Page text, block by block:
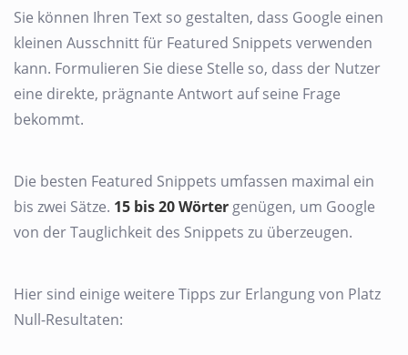
Sie können Ihren Text so gestalten, dass Google einen
kleinen Ausschnitt für Featured Snippets verwenden
kann. Formulieren Sie diese Stelle so, dass der Nutzer
eine direkte, prägnante Antwort auf seine Frage
bekommt.
Die besten Featured Snippets umfassen maximal ein
bis zwei Sätze. 15 bis 20 Wörter genügen, um Google
von der Tauglichkeit des Snippets zu überzeugen.
Hier sind einige weitere Tipps zur Erlangung von Platz
Null-Resultaten: